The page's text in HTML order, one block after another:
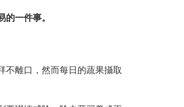
一件事。
不離口，然而每日的蔬果攝取